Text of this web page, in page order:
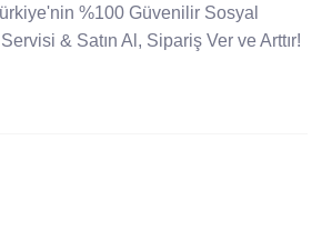
%100 Güvenilir Sosyal
& Satın Al, Sipariş Ver ve Arttır!